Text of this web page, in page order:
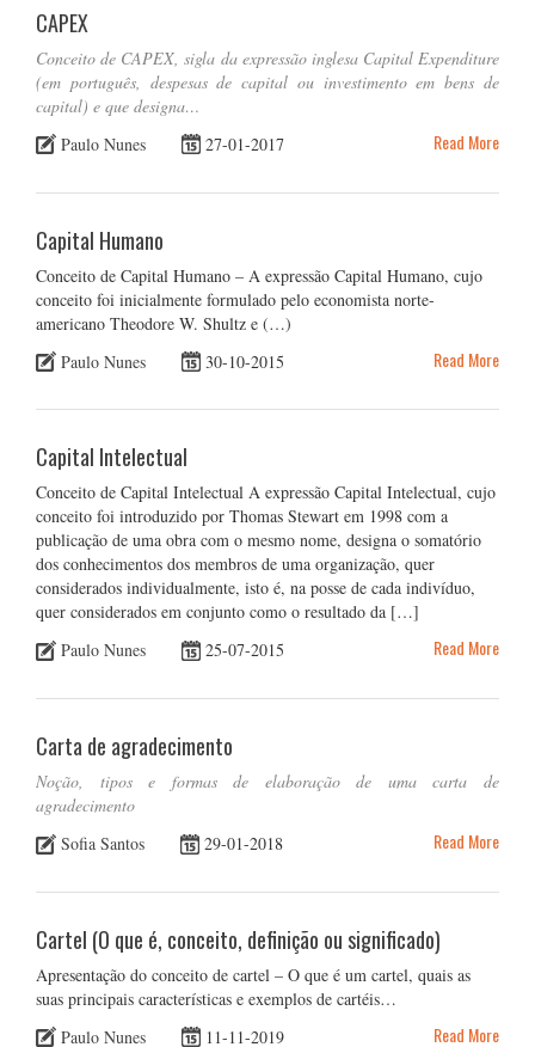
CAPEX
Conceito de CAPEX, sigla da expressão inglesa Capital Expenditure
(em português, despesas de capital ou investimento em bens de
capital) e que designa…
Paulo Nunes
27-01-2017 Read More
Capital Humano
Conceito de Capital Humano – A expressão Capital Humano, cujo
conceito foi inicialmente formulado pelo economista norte-
americano Theodore W. Shultz e (…)
Paulo Nunes
30-10-2015 Read More
Capital Intelectual
Conceito de Capital Intelectual A expressão Capital Intelectual, cujo
conceito foi introduzido por Thomas Stewart em 1998 com a
publicação de uma obra com o mesmo nome, designa o somatório
dos conhecimentos dos membros de uma organização, quer
considerados individualmente, isto é, na posse de cada indivíduo,
quer considerados em conjunto como o resultado da […]
Paulo Nunes
25-07-2015 Read More
Carta de agradecimento
Noção, tipos e formas de elaboração de uma carta de
agradecimento
Sofia Santos
29-01-2018 Read More
Cartel (O que é, conceito, definição ou significado)
Apresentação do conceito de cartel – O que é um cartel, quais as
suas principais características e exemplos de cartéis…
Paulo Nunes
11-11-2019 Read More